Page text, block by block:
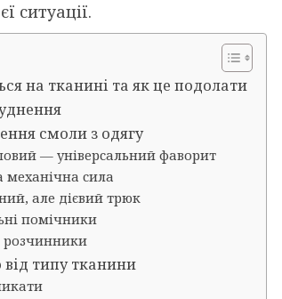
ситуації.
на тканині та як це подолати
смоли з одягу
— універсальний фаворит
механічна сила
але дієвий трюк
помічники
розчинники
типу тканини